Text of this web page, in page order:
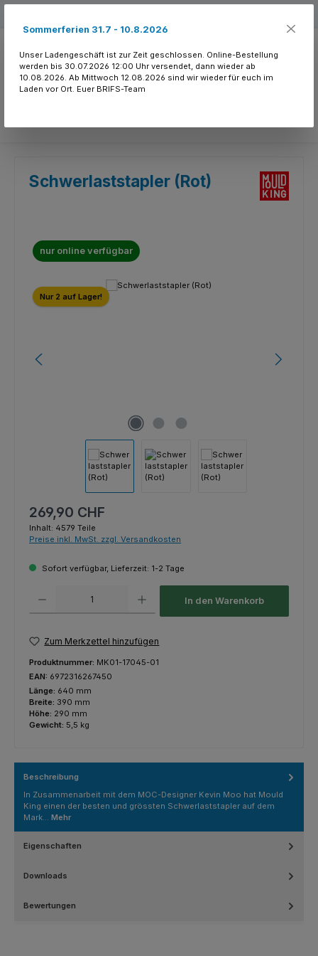
Schwerlaststapler (Rot)
nur online verfügbar
Bildergalerie überspringen
Nur 2 auf Lager!
Regulärer Preis:
269,90 CHF
Inhalt: 4579 Teile
Preise inkl. MwSt. zzgl. Versandkosten
Sofort verfügbar, Lieferzeit: 1-2 Tage
In den Warenkorb
Zum Merkzettel hinzufügen
Produktnummer: MK01-17045-01
EAN: 6972316267450
Länge: 640 mm
Breite: 390 mm
Höhe: 290 mm
Gewicht: 5,5 kg
Beschreibung
In Zusammenarbeit mit dem MOC-Designer Kevin Moo hat Mould
King einen der besten und grössten Schwerlaststapler auf dem
Mark… Mehr
Eigenschaften
Downloads
Bewertungen
Sommerferien 31.7 - 10.8.2026
Unser Ladengeschäft ist zur Zeit geschlossen. Online-Bestellung
werden bis 30.07.2026 12:00 Uhr versendet, dann wieder ab
10.08.2026. Ab Mittwoch 12.08.2026 sind wir wieder für euch im
Laden vor Ort. Euer BRIFS-Team